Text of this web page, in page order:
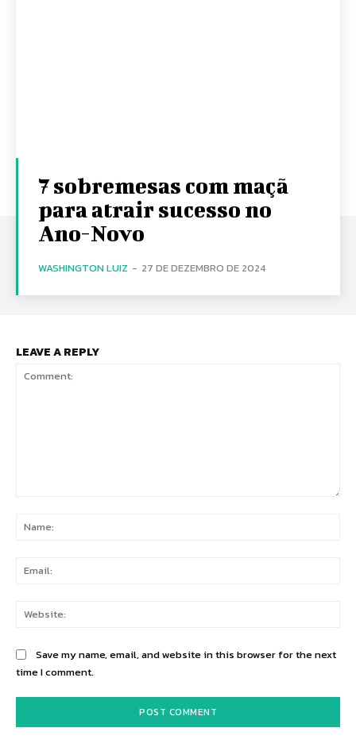
7 sobremesas com maçã
para atrair sucesso no
Ano-Novo
WASHINGTON LUIZ - 27 DE DEZEMBRO DE 2024
LEAVE A REPLY
Save my name, email, and website in this browser for the next
time I comment.